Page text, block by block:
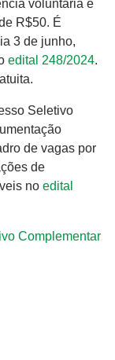
voluntária e
R$50. É
3 de junho,
edital 248/2024.
Seletivo
de vagas por
de
no edital
Complementar